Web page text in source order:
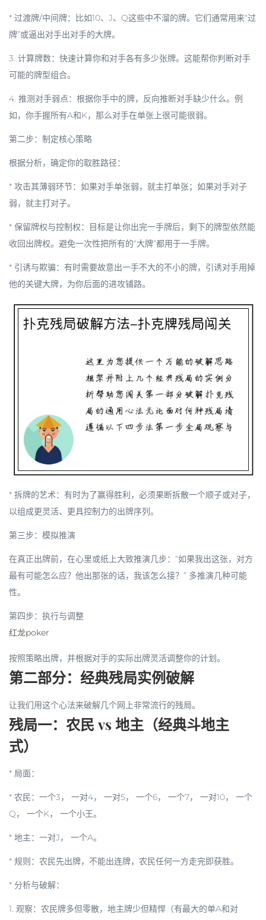
* 过渡牌/中间牌：比如10、J、Q这些中不溜的牌。它们通常用来“过
牌”或逼出对手出对手的大牌。
3. 计算牌数：快速计算你和对手各有多少张牌。这能帮你判断对手
可能的牌型组合。
4. 推测对手弱点：根据你手中的牌，反向推断对手缺少什么。例
如，你手握所有A和K，那么对手在单张上很可能很弱。
第二步：制定核心策略
根据分析，确定你的取胜路径：
* 攻击其薄弱环节：如果对手单张弱，就主打单张；如果对手对子
弱，就主打对子。
* 保留牌权与控制权：目标是让你出完一手牌后，剩下的牌型依然能
收回出牌权。避免一次性把所有的“大牌”都用于一手牌。
* 引诱与欺骗：有时需要故意出一手不大的不小的牌，引诱对手用掉
他的关键大牌，为你后面的进攻铺路。
* 拆牌的艺术：有时为了赢得胜利，必须果断拆散一个顺子或对子，
以组成更灵活、更具控制力的出牌序列。
第三步：模拟推演
在真正出牌前，在心里或纸上大致推演几步：“如果我出这张，对方
最有可能怎么应？他出那张的话，我该怎么接？” 多推演几种可能
性。
第四步：执行与调整
红龙poker
按照策略出牌，并根据对手的实际出牌灵活调整你的计划。
第二部分：经典残局实例破解
让我们用这个心法来破解几个网上非常流行的残局。
残局一：农民 vs 地主（经典斗地主
式）
* 局面：
* 农民：一个3， 一对4， 一对5， 一个6， 一个7， 一对10， 一个
Q， 一个K， 一个小王。
* 地主：一对J， 一个A。
* 规则：农民先出牌，不能出连牌，农民任何一方走完即获胜。
* 分析与破解：
1. 观察：农民牌多但零散，地主牌少但精悍（有最大的单A和对